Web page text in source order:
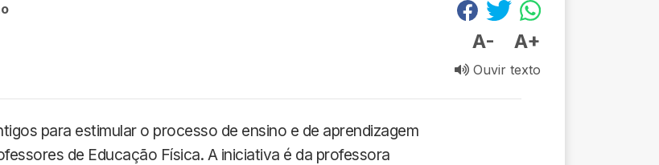
A- A+
Ouvir texto
para estimular o processo de ensino e de aprendizagem
de Educação Física. A iniciativa é da professora